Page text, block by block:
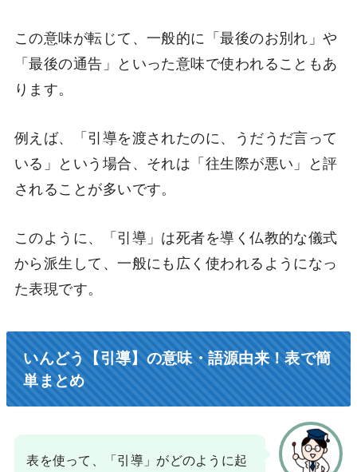
この意味が転じて、一般的に「最後のお別れ」や
「最後の通告」といった意味で使われることもあ
ります。
例えば、「引導を渡されたのに、うだうだ言って
いる」という場合、それは「往生際が悪い」と評
されることが多いです。
このように、「引導」は死者を導く仏教的な儀式
から派生して、一般にも広く使われるようになっ
た表現です。
いんどう【引導】の意味・語源由来！表で簡
単まとめ
表を使って、「引導」がどのように起